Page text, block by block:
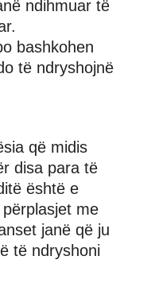
ndihmuar të
bashkohen
të ndryshojnë
që midis
disa para të
është e
me
janë që ju
të ndryshoni